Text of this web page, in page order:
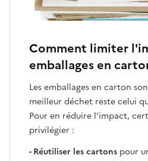
Comment limiter
emballages en
Les emballages en carton
meilleur déchet reste celui
Pour en réduire l'impact,
privilégier :
- Réutiliser les cartons pour